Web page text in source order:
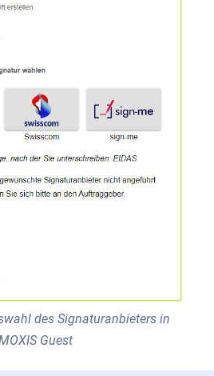
des Signaturanbieters in
Guest